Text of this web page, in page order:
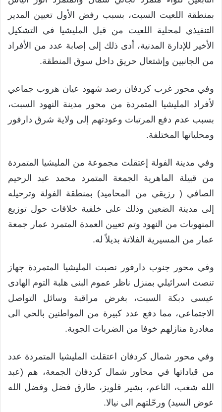
بمنطقة اللعيت السبت، بسبب رفض الأول تعيين المدير
التنفيذي لمحلية اللعيت من قبل المليشيا في التشكيل
الأخير للإدارة المدنية، أدى ذلك إلى إصابة عدد من الأفراد
من الجانبين وإشتعال حريق داخل سوق المنطقة.
وفي محور غرب كردفان رصد شهود عيان هروب جماعي
لأفراد المليشيا المتمردة من محور مدينة النهود السبت،
بسبب عدم دفع المرتبات وعودتهم إلى ولاية شرق دارفور
ومحلياتها المختلفة.
وفي مدينة الفولة إعتقلت مجموعة من المليشيا المتمردة
من قبيلة الماهرية الجمعة المتمرد محمد عبد الرحيم
الصافي ( رزيقي من المحاميد) بمنطقة الفولة وترحيله
إلى مدينة الضعين وذلك على خلفية خلافات حول توزيع
المنهوبات من النهود وتم تعيين العمدة المتمرد عمار جمعة
عمار من المسيرية الفلاتة بديلاً له.
وفي محور جنوب دارفور نصبت المليشيا المتمردة جهاز
تنصت اسرائيلي بمنزل ناظر عموم البنى هلبة التوم الهادى
عيسى دبكة السبت، بغرض مراقبة وسائل التواصل
الاجتماعي، مما دفع عدد كبيرة من المواطنين بالحي الى
مغادرة منازلهم خوفا من الضربات الجوية.
وفي محور شمال كردفان اعتقلت المليشيا المتمردة عدد
من قياداتها في محاور شمال كردفان الجمعة، هم (عبد
الله شغب، الناعم، بشير قلويز، طارق فضل وفضل الله
عوض السيد) ورحّلتهم الى نيالا.